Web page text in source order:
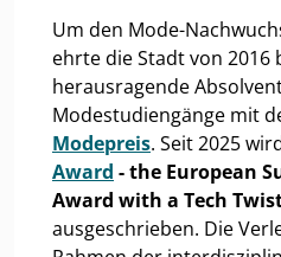
Um den Mode-
ehrte die Stadt von 2016
herausragende
Modestudiengänge mit
Modepreis. Seit 2025
Award - the European
Award with a Tech
ausgeschrieben. Die